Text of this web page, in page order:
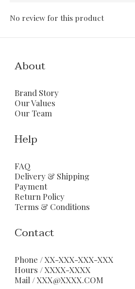
No review for this product
About
Brand Story
Our Values
Our Team
Help
FAQ
Delivery & Shipping
Payment
Return Policy
Terms & Conditions
Contact
Phone / XX-XXX-XXX-XXX
Hours / XXXX-XXXX
Mail / XXX@XXXX.COM